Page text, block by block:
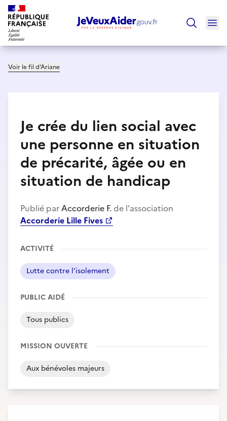
Voir le fil d’Ariane
Je crée du lien social avec
une personne en situation
de précarité, âgée ou en
situation de handicap
Publié parAccorderie F. de l'association
Accorderie Lille Fives
ACTIVITÉ
Lutte contre l'isolement
PUBLIC AIDÉ
Tous publics
MISSION OUVERTE
Aux bénévoles majeurs